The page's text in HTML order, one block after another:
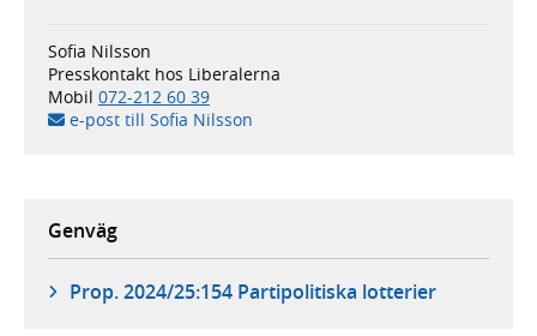
Sofia Nilsson
Presskontakt hos Liberalerna
Mobil 072-212 60 39
e-post till Sofia Nilsson
Genväg
Prop. 2024/25:154 Partipolitiska lotterier